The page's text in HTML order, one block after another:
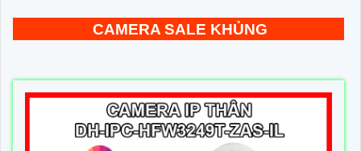
CAMERA SALE KHỦNG